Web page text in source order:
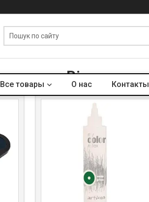
Все товары О нас Контакты
Вітрина